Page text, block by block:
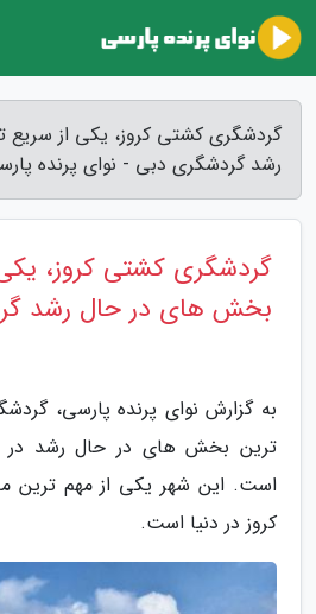
گردشگری کشتی کروز، یکی از
رشد گردشگری دبی - نوای پرنده
گردشگری کشتی کروز،
بخش های در حال رشد
به گزارش نوای پرنده پارسی،
ترین بخش های در حال رشد
است. این شهر یکی از مهم ترین
کروز در دنیا است.